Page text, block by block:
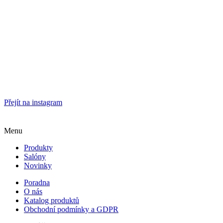
Přejít na instagram
Menu
Produkty
Salóny
Novinky
Poradna
O nás
Katalog produktů
Obchodní podmínky a GDPR